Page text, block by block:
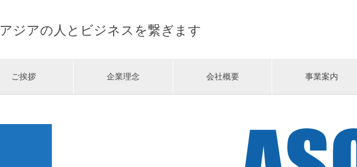
アジアの人とビジネスを繋ぎます
ご挨拶 企業理念 会社概要 事業案内